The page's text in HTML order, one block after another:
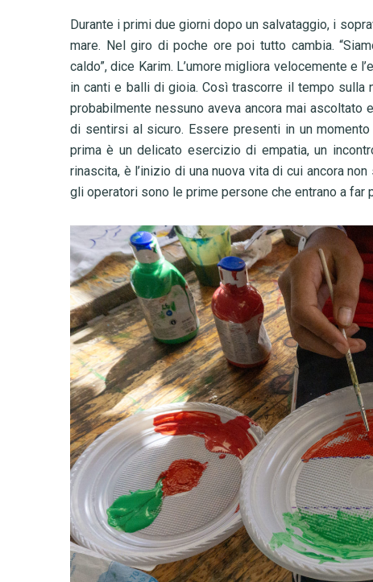
Durante i primi due giorni dopo un salvataggio, i
mare. Nel giro di poche ore poi tutto cambia.
caldo”, dice Karim. L’umore migliora velocemente e
in canti e balli di gioia. Così trascorre il tempo sulla
probabilmente nessuno aveva ancora mai
di sentirsi al sicuro. Essere presenti in un
prima è un delicato esercizio di empatia, un
rinascita, è l’inizio di una nuova vita di cui ancora
gli operatori sono le prime persone che entrano a far